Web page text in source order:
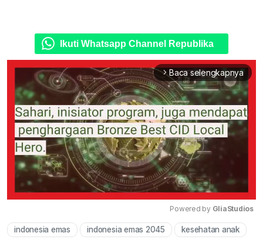
Ikuti Whatsapp Channel Republika
arrow_forward_ios Baca selengkapnya
Mute
Powered by GliaStudios
indonesia emas indonesia emas 2045 kesehatan anak